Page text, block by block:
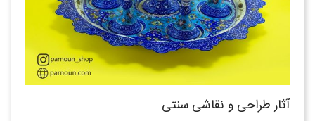
آثار طراحی و نقاشی سنتی